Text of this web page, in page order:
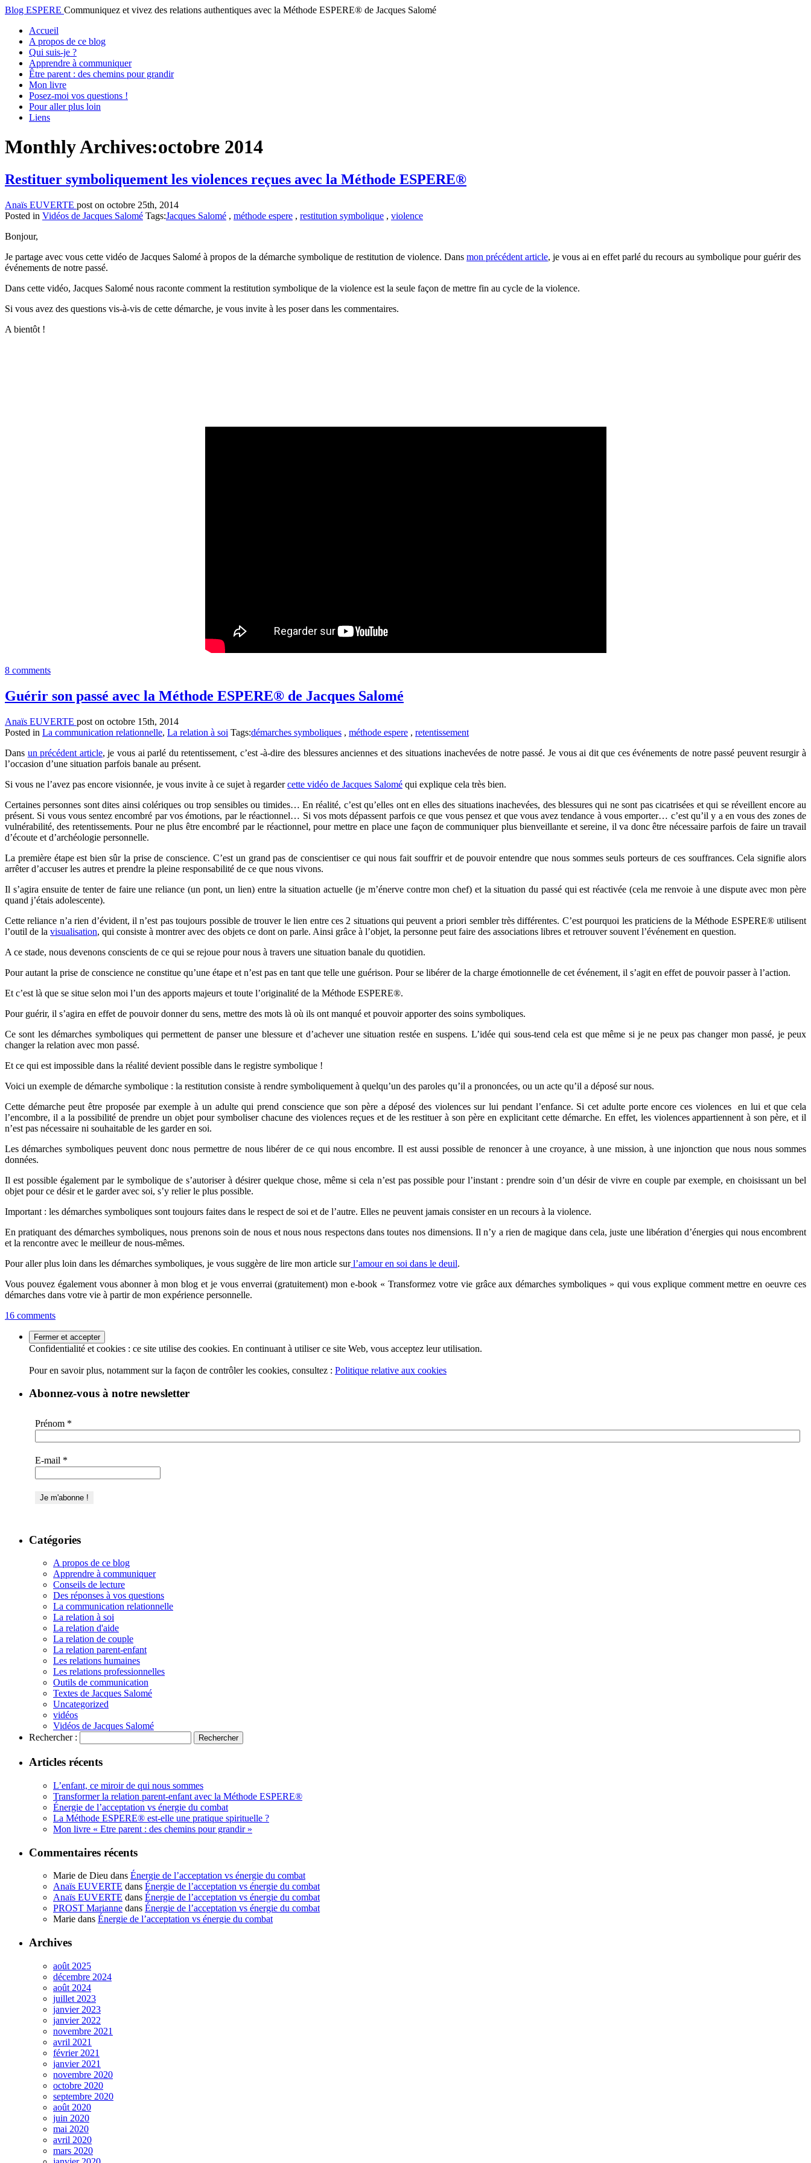
Blog ESPERE Communiquez et vivez des relations authentiques avec la Méthode ESPERE® de Jacques Salomé
Accueil
A propos de ce blog
Qui suis-je ?
Apprendre à communiquer
Être parent : des chemins pour grandir
Mon livre
Posez-moi vos questions !
Pour aller plus loin
Liens
Monthly Archives:octobre 2014
Restituer symboliquement les violences reçues avec la Méthode ESPERE®
Anaïs EUVERTE post on octobre 25th, 2014
Posted in Vidéos de Jacques Salomé Tags:Jacques Salomé , méthode espere , restitution symbolique , violence
Bonjour,
Je partage avec vous cette vidéo de Jacques Salomé à propos de la démarche symbolique de restitution de violence. Dans mon précédent article, je vous ai en effet parlé du recours au symbolique pour guérir des
événements de notre passé.
Dans cette vidéo, Jacques Salomé nous raconte comment la restitution symbolique de la violence est la seule façon de mettre fin au cycle de la violence.
Si vous avez des questions vis-à-vis de cette démarche, je vous invite à les poser dans les commentaires.
A bientôt !
8 comments
Guérir son passé avec la Méthode ESPERE® de Jacques Salomé
Anaïs EUVERTE post on octobre 15th, 2014
Posted in La communication relationnelle, La relation à soi Tags:démarches symboliques , méthode espere , retentissement
Dans un précédent article, je vous ai parlé du retentissement, c’est -à-dire des blessures anciennes et des situations inachevées de notre passé. Je vous ai dit que ces événements de notre passé peuvent resurgir à
l’occasion d’une situation parfois banale au présent.
Si vous ne l’avez pas encore visionnée, je vous invite à ce sujet à regardercette vidéo de Jacques Salomé qui explique cela très bien.
Certaines personnes sont dites ainsi colériques ou trop sensibles ou timides… En réalité, c’est qu’elles ont en elles des situations inachevées, des blessures qui ne sont pas cicatrisées et qui se réveillent encore au
présent. Si vous vous sentez encombré par vos émotions, par le réactionnel… Si vos mots dépassent parfois ce que vous pensez et que vous avez tendance à vous emporter… c’est qu’il y a en vous des zones de
vulnérabilité, des retentissements. Pour ne plus être encombré par le réactionnel, pour mettre en place une façon de communiquer plus bienveillante et sereine, il va donc être nécessaire parfois de faire un travail
d’écoute et d’archéologie personnelle.
La première étape est bien sûr la prise de conscience. C’est un grand pas de conscientiser ce qui nous fait souffrir et de pouvoir entendre que nous sommes seuls porteurs de ces souffrances. Cela signifie alors
arrêter d’accuser les autres et prendre la pleine responsabilité de ce que nous vivons.
Il s’agira ensuite de tenter de faire une reliance (un pont, un lien) entre la situation actuelle (je m’énerve contre mon chef) et la situation du passé qui est réactivée (cela me renvoie à une dispute avec mon père
quand j’étais adolescente).
Cette reliance n’a rien d’évident, il n’est pas toujours possible de trouver le lien entre ces 2 situations qui peuvent a priori sembler très différentes. C’est pourquoi les praticiens de la Méthode ESPERE® utilisent
l’outil de la visualisation, qui consiste à montrer avec des objets ce dont on parle. Ainsi grâce à l’objet, la personne peut faire des associations libres et retrouver souvent l’événement en question.
A ce stade, nous devenons conscients de ce qui se rejoue pour nous à travers une situation banale du quotidien.
Pour autant la prise de conscience ne constitue qu’une étape et n’est pas en tant que telle une guérison. Pour se libérer de la charge émotionnelle de cet événement, il s’agit en effet de pouvoir passer à l’action.
Et c’est là que se situe selon moi l’un des apports majeurs et toute l’originalité de la Méthode ESPERE®.
Pour guérir, il s’agira en effet de pouvoir donner du sens, mettre des mots là où ils ont manqué et pouvoir apporter des soins symboliques.
Ce sont les démarches symboliques qui permettent de panser une blessure et d’achever une situation restée en suspens. L’idée qui sous-tend cela est que même si je ne peux pas changer mon passé, je peux
changer la relation avec mon passé.
Et ce qui est impossible dans la réalité devient possible dans le registre symbolique !
Voici un exemple de démarche symbolique : la restitution consiste à rendre symboliquement à quelqu’un des paroles qu’il a prononcées, ou un acte qu’il a déposé sur nous.
Cette démarche peut être proposée par exemple à un adulte qui prend conscience que son père a déposé des violences sur lui pendant l’enfance. Si cet adulte porte encore ces violences en lui et que cela
l’encombre, il a la possibilité de prendre un objet pour symboliser chacune des violences reçues et de les restituer à son père en explicitant cette démarche. En effet, les violences appartiennent à son père, et il
n’est pas nécessaire ni souhaitable de les garder en soi.
Les démarches symboliques peuvent donc nous permettre de nous libérer de ce qui nous encombre. Il est aussi possible de renoncer à une croyance, à une mission, à une injonction que nous nous sommes
données.
Il est possible également par le symbolique de s’autoriser à désirer quelque chose, même si cela n’est pas possible pour l’instant : prendre soin d’un désir de vivre en couple par exemple, en choisissant un bel
objet pour ce désir et le garder avec soi, s’y relier le plus possible.
Important : les démarches symboliques sont toujours faites dans le respect de soi et de l’autre. Elles ne peuvent jamais consister en un recours à la violence.
En pratiquant des démarches symboliques, nous prenons soin de nous et nous nous respectons dans toutes nos dimensions. Il n’y a rien de magique dans cela, juste une libération d’énergies qui nous encombrent
et la rencontre avec le meilleur de nous-mêmes.
Pour aller plus loin dans les démarches symboliques, je vous suggère de lire mon article surl’amour en soi dans le deuil.
Vous pouvez également vous abonner à mon blog et je vous enverrai (gratuitement) mon e-book « Transformez votre vie grâce aux démarches symboliques » qui vous explique comment mettre en oeuvre ces
démarches dans votre vie à partir de mon expérience personnelle.
16 comments
Confidentialité et cookies : ce site utilise des cookies. En continuant à utiliser ce site Web, vous acceptez leur utilisation.
Pour en savoir plus, notamment sur la façon de contrôler les cookies, consultez : Politique relative aux cookies
Abonnez-vous à notre newsletter
Prénom *
E-mail *
Catégories
A propos de ce blog
Apprendre à communiquer
Conseils de lecture
Des réponses à vos questions
La communication relationnelle
La relation à soi
La relation d'aide
La relation de couple
La relation parent-enfant
Les relations humaines
Les relations professionnelles
Outils de communication
Textes de Jacques Salomé
Uncategorized
vidéos
Vidéos de Jacques Salomé
Rechercher :
Articles récents
L’enfant, ce miroir de qui nous sommes
Transformer la relation parent-enfant avec la Méthode ESPERE®
Énergie de l’acceptation vs énergie du combat
La Méthode ESPERE® est-elle une pratique spirituelle ?
Mon livre « Etre parent : des chemins pour grandir »
Commentaires récents
Marie de Dieu dans Énergie de l’acceptation vs énergie du combat
Anaïs EUVERTE dans Énergie de l’acceptation vs énergie du combat
Anaïs EUVERTE dans Énergie de l’acceptation vs énergie du combat
PROST Marianne dans Énergie de l’acceptation vs énergie du combat
Marie dans Énergie de l’acceptation vs énergie du combat
Archives
août 2025
décembre 2024
août 2024
juillet 2023
janvier 2023
janvier 2022
novembre 2021
avril 2021
février 2021
janvier 2021
novembre 2020
octobre 2020
septembre 2020
août 2020
juin 2020
mai 2020
avril 2020
mars 2020